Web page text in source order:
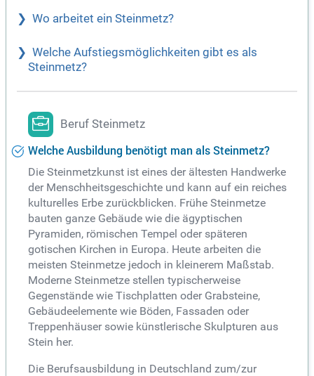
Wo arbeitet ein Steinmetz?
Welche Aufstiegsmöglichkeiten gibt es als
Steinmetz?
Beruf Steinmetz
Welche Ausbildung benötigt man als Steinmetz?
Die Steinmetzkunst ist eines der ältesten Handwerke
der Menschheitsgeschichte und kann auf ein reiches
kulturelles Erbe zurückblicken. Frühe Steinmetze
bauten ganze Gebäude wie die ägyptischen
Pyramiden, römischen Tempel oder späteren
gotischen Kirchen in Europa. Heute arbeiten die
meisten Steinmetze jedoch in kleinerem Maßstab.
Moderne Steinmetze stellen typischerweise
Gegenstände wie Tischplatten oder Grabsteine,
Gebäudeelemente wie Böden, Fassaden oder
Treppenhäuser sowie künstlerische Skulpturen aus
Stein her.
Die Berufsausbildung in Deutschland zum/zur